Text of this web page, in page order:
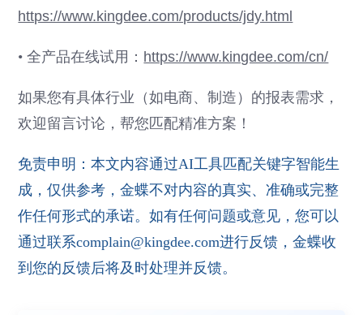
https://www.kingdee.com/products/jdy.html
• 全产品在线试用： https://www.kingdee.com/cn/
如果您有具体行业（如电商、制造）的报表需求，
欢迎留言讨论，帮您匹配精准方案！
免责申明：本文内容通过AI工具匹配关键字智能生
成，仅供参考，金蝶不对内容的真实、准确或完整
作任何形式的承诺。如有任何问题或意见，您可以
通过联系complain@kingdee.com进行反馈，金蝶收
到您的反馈后将及时处理并反馈。